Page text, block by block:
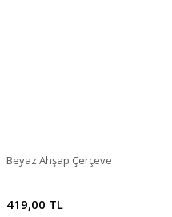
Beyaz Ahşap Çerçeve
419,00 TL